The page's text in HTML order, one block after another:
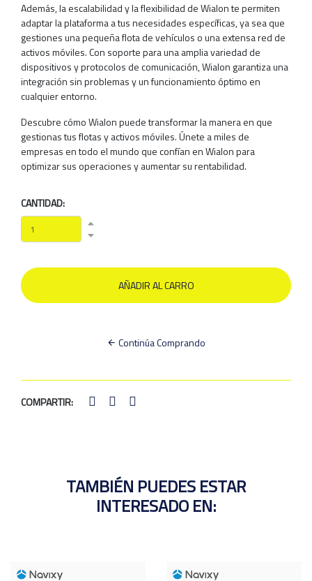
Además, la escalabilidad y la flexibilidad de Wialon te permiten
adaptar la plataforma a tus necesidades específicas, ya sea que
gestiones una pequeña flota de vehículos o una extensa red de
activos móviles. Con soporte para una amplia variedad de
dispositivos y protocolos de comunicación, Wialon garantiza una
integración sin problemas y un funcionamiento óptimo en
cualquier entorno.
Descubre cómo Wialon puede transformar la manera en que
gestionas tus flotas y activos móviles. Únete a miles de
empresas en todo el mundo que confían en Wialon para
optimizar sus operaciones y aumentar su rentabilidad.
CANTIDAD:
Continúa Comprando
COMPARTIR:
TAMBIÉN PUEDES ESTAR
INTERESADO EN: